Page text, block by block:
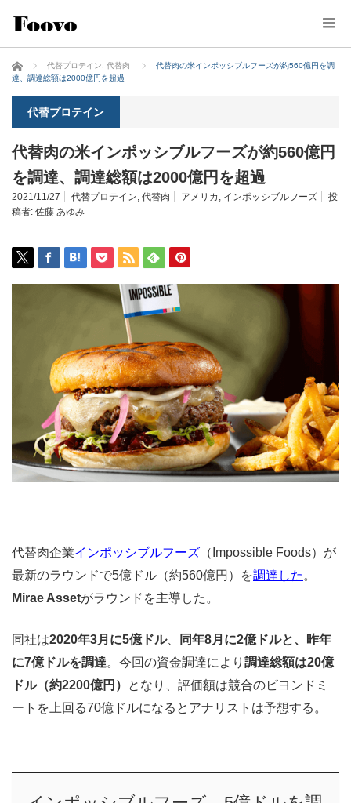
ホーム 代替プロテイン 代替肉
代替肉の米インポッシブルフーズが約560億円を調
達、調達総額は2000億円を超過
代替プロテイン
代替肉の米インポッシブルフーズが約560億円
を調達、調達総額は2000億円を超過
2021/11/27 代替プロテイン, 代替肉 アメリカ , インポッシブルフーズ
投
稿者: 佐藤 あゆみ
代替肉企業インポッシブルフーズ （Impossible Foods）が
最新のラウンドで5億ドル（約560億円）を調達した 。
Mirae Assetがラウンドを主導した。
同社は2020年3月に5億ドル、
同年8月に2億ドルと、昨年
に7億ドルを調達。今回の資金調達により 調達総額は20億
ドル（約2200億円）
となり、評価額は競合のビヨンドミ
ートを上回る70億ドルになるとアナリストは予想する。